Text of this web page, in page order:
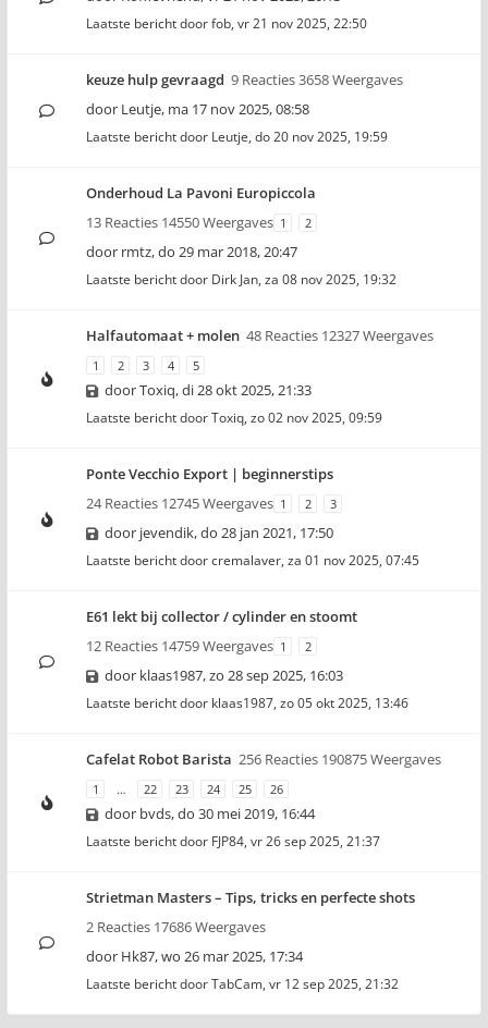
Laatste bericht doorfob, vr 21 nov 2025, 22:50
keuze hulp gevraagd 9 Reacties 3658 Weergaves
door Leutje, ma 17 nov 2025, 08:58
Laatste bericht door Leutje, do 20 nov 2025, 19:59
Onderhoud La Pavoni Europiccola
13 Reacties 14550 Weergaves 1 2
door rmtz,do 29 mar 2018, 20:47
Laatste bericht door Dirk Jan, za 08 nov 2025, 19:32
Halfautomaat + molen 48 Reacties 12327 Weergaves
1 2 3 4 5
doorToxiq,di 28 okt 2025, 21:33
Laatste bericht doorToxiq, zo 02 nov 2025, 09:59
Ponte Vecchio Export | beginnerstips
24 Reacties 12745 Weergaves 1 2 3
door jevendik,do 28 jan 2021, 17:50
Laatste bericht doorcremalaver, za 01 nov 2025, 07:45
E61 lekt bij collector / cylinder en stoomt
12 Reacties 14759 Weergaves 1 2
door klaas1987,zo 28 sep 2025, 16:03
Laatste bericht door klaas1987, zo 05 okt 2025, 13:46
Cafelat Robot Barista 256 Reacties 190875 Weergaves
1 … 22 23 24 25 26
door bvds,do 30 mei 2019, 16:44
Laatste bericht door FJP84, vr 26 sep 2025, 21:37
Strietman Masters – Tips, tricks en perfecte shots
2 Reacties 17686 Weergaves
door Hk87,wo 26 mar 2025, 17:34
Laatste bericht doorTabCam, vr 12 sep 2025, 21:32